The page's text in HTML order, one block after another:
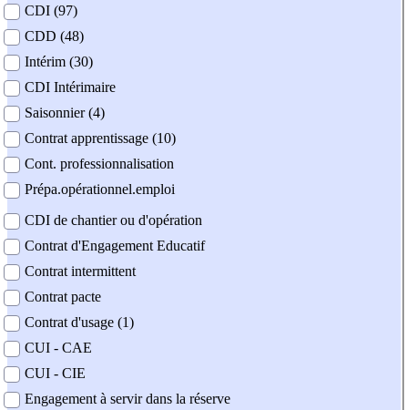
contrat
CDI (97)
CDD (48)
Intérim (30)
CDI Intérimaire
Saisonnier (4)
Contrat apprentissage (10)
Cont. professionnalisation
Prépa.opérationnel.emploi
CDI de chantier ou d'opération
Contrat d'Engagement Educatif
Contrat intermittent
Contrat pacte
Contrat d'usage (1)
CUI - CAE
CUI - CIE
Engagement à servir dans la réserve